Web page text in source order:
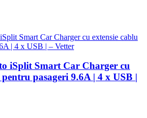
iSplit Smart Car Charger cu
pentru pasageri 9.6A | 4 x USB |